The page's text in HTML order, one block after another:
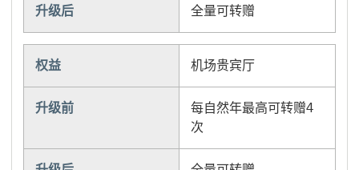
升级后 全量可转赠
权益 机场贵宾厅
升级前
每自然年最高可转赠4
次